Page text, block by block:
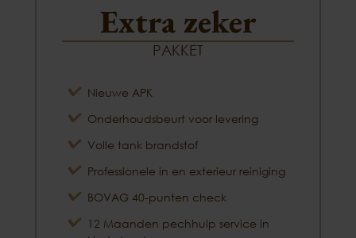
Extra zeker
PAKKET
Nieuwe APK
Onderhoudsbeurt voor levering
Volle tank brandstof
Professionele in en exterieur reiniging
BOVAG 40-punten check
12 Maanden pechhulp service in